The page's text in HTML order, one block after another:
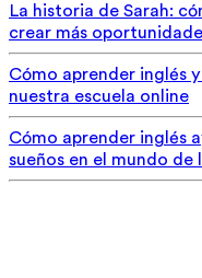
La historia de Sarah:
crear más
Cómo aprender inglés
nuestra escuela online
Cómo aprender inglés
sueños en el mundo de